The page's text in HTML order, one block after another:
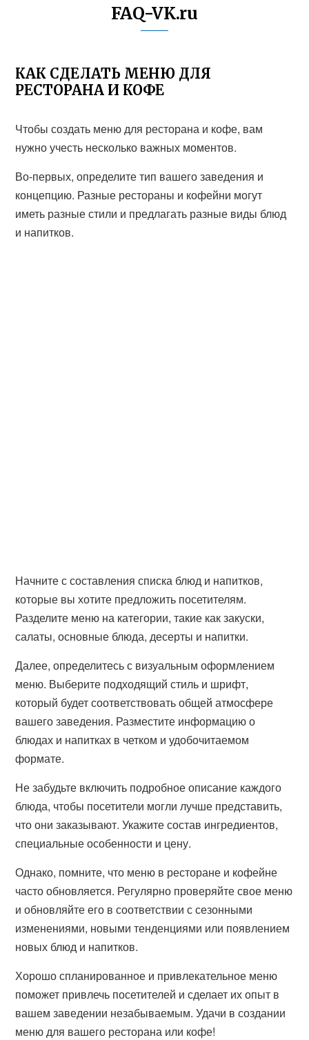
FAQ-VK.ru
КАК СДЕЛАТЬ МЕНЮ ДЛЯ
РЕСТОРАНА И КОФЕ
Чтобы создать меню для ресторана и кофе, вам
нужно учесть несколько важных моментов.
Во-первых, определите тип вашего заведения и
концепцию. Разные рестораны и кофейни могут
иметь разные стили и предлагать разные виды блюд
и напитков.
Начните с составления списка блюд и напитков,
которые вы хотите предложить посетителям.
Разделите меню на категории, такие как закуски,
салаты, основные блюда, десерты и напитки.
Далее, определитесь с визуальным оформлением
меню. Выберите подходящий стиль и шрифт,
который будет соответствовать общей атмосфере
вашего заведения. Разместите информацию о
блюдах и напитках в четком и удобочитаемом
формате.
Не забудьте включить подробное описание каждого
блюда, чтобы посетители могли лучше представить,
что они заказывают. Укажите состав ингредиентов,
специальные особенности и цену.
Однако, помните, что меню в ресторане и кофейне
часто обновляется. Регулярно проверяйте свое меню
и обновляйте его в соответствии с сезонными
изменениями, новыми тенденциями или появлением
новых блюд и напитков.
Хорошо спланированное и привлекательное меню
поможет привлечь посетителей и сделает их опыт в
вашем заведении незабываемым. Удачи в создании
меню для вашего ресторана или кофе!